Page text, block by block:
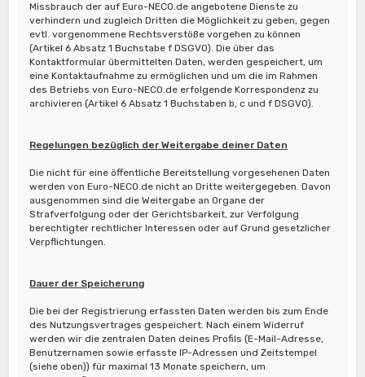
Missbrauch der auf Euro-NECO.de angebotene Dienste zu
verhindern und zugleich Dritten die Möglichkeit zu geben, gegen
evtl. vorgenommene Rechtsverstöße vorgehen zu können
(Artikel 6 Absatz 1 Buchstabe f DSGVO). Die über das
Kontaktformular übermittelten Daten, werden gespeichert, um
eine Kontaktaufnahme zu ermöglichen und um die im Rahmen
des Betriebs von Euro-NECO.de erfolgende Korrespondenz zu
archivieren (Artikel 6 Absatz 1 Buchstaben b, c und f DSGVO).
Regelungen bezüglich der Weitergabe deiner Daten
Die nicht für eine öffentliche Bereitstellung vorgesehenen Daten
werden von Euro-NECO.de nicht an Dritte weitergegeben. Davon
ausgenommen sind die Weitergabe an Organe der
Strafverfolgung oder der Gerichtsbarkeit, zur Verfolgung
berechtigter rechtlicher Interessen oder auf Grund gesetzlicher
Verpflichtungen.
Dauer der Speicherung
Die bei der Registrierung erfassten Daten werden bis zum Ende
des Nutzungsvertrages gespeichert. Nach einem Widerruf
werden wir die zentralen Daten deines Profils (E-Mail-Adresse,
Benutzernamen sowie erfasste IP-Adressen und Zeitstempel
(siehe oben)) für maximal 13 Monate speichern, um